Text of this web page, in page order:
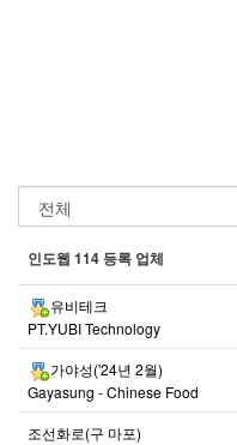
인도웹 114 등록 업체
유비테크
PT.YUBI Technology
가야성('24년 2월)
Gayasung - Chinese Food
조선화로(구 마포)